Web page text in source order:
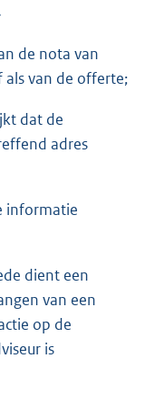
de nota van
van de offerte;
dat de
adres
informatie
dient een
van een
op de
is